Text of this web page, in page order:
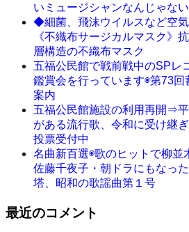
いミュージシャンなんじゃな
◆細菌、飛沫ウイルスなど空
《不織布サージカルマスク》
層構造の不織布マスク
五福公民館で戦前戦中のSPレ
鑑賞会を行っています◉第73
案内
五福公民館施設の利用再開⇒
がある流行歌、令和に受け継
投票受付中
名曲新百選◉歌のヒットで柳
佐藤千夜子・朝ドラにもなっ
塔、昭和の歌謡曲第１号
最近のコメント